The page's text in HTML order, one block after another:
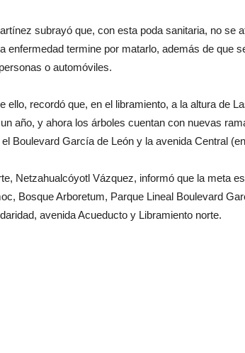
subrayó que, con esta poda sanitaria, no se
enfermedad termine por matarlo, además de que
o automóviles.
ello, recordó que, en el libramiento, a la altura de
año, y ahora los árboles cuentan con nuevas
Boulevard García de León y la avenida Central
Netzahualcóyotl Vázquez, informó que la meta
Bosque Arboretum, Parque Lineal Boulevard
avenida Acueducto y Libramiento norte.